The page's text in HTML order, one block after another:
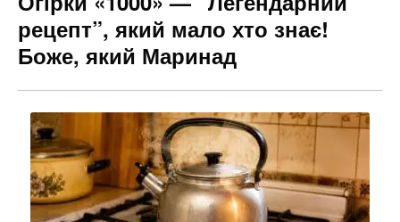
рецепт”, який мало хто знає!
Боже, який Маринад